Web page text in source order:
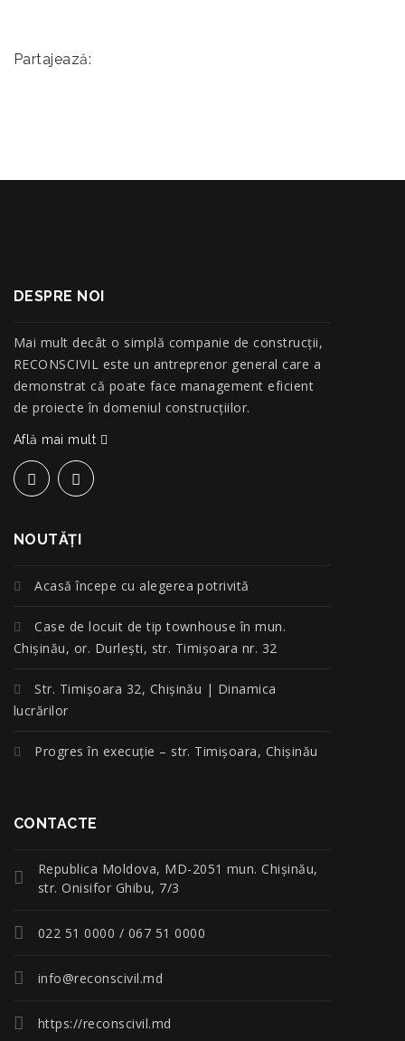
Partajează:
DESPRE NOI
Mai mult decât o simplă companie de construcţii,
RECONSCIVIL este un antreprenor general care a
demonstrat că poate face management eficient
de proiecte în domeniul construcțiilor.
Află mai mult
NOUTĂŢI
Acasă începe cu alegerea potrivită
Case de locuit de tip townhouse în mun.
Chișinău, or. Durlești, str. Timișoara nr. 32
Str. Timișoara 32, Chișinău | Dinamica
lucrărilor
Progres în execuție – str. Timișoara, Chișinău
CONTACTE
Republica Moldova, MD-2051 mun. Chişinău,
str. Onisifor Ghibu, 7/3
022 51 0000 / 067 51 0000
info@reconscivil.md
https://reconscivil.md